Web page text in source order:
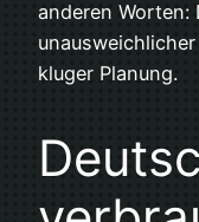
anderen Worten:
kluger Planung.